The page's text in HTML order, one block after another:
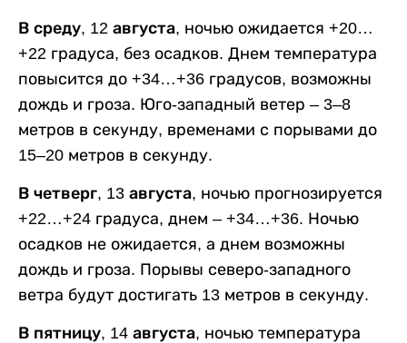
В среду, 12 августа, ночью ожидается +20…
+22 градуса, без осадков. Днем температура
повысится до +34…+36 градусов, возможны
дождь и гроза. Юго-западный ветер – 3–8
метров в секунду, временами с порывами до
15–20 метров в секунду.
В четверг, 13 августа, ночью прогнозируется
+22…+24 градуса, днем – +34…+36. Ночью
осадков не ожидается, а днем возможны
дождь и гроза. Порывы северо-западного
ветра будут достигать 13 метров в секунду.
В пятницу, 14 августа, ночью температура